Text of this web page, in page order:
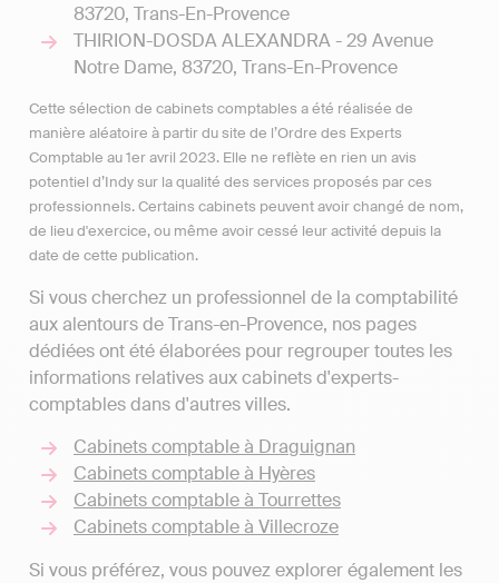
83720, Trans-En-Provence
THIRION-DOSDA ALEXANDRA - 29 Avenue
Notre Dame, 83720, Trans-En-Provence
Cette sélection de cabinets comptables a été réalisée de
manière aléatoire à partir du site de l’Ordre des Experts
Comptable au 1er avril 2023. Elle ne reflète en rien un avis
potentiel d’Indy sur la qualité des services proposés par ces
professionnels. Certains cabinets peuvent avoir changé de nom,
de lieu d'exercice, ou même avoir cessé leur activité depuis la
date de cette publication.
Si vous cherchez un professionnel de la comptabilité
aux alentours de Trans-en-Provence, nos pages
dédiées ont été élaborées pour regrouper toutes les
informations relatives aux cabinets d'experts-
comptables dans d'autres villes.
Cabinets comptable à Draguignan
Cabinets comptable à Hyères
Cabinets comptable à Tourrettes
Cabinets comptable à Villecroze
Si vous préférez, vous pouvez explorer également les